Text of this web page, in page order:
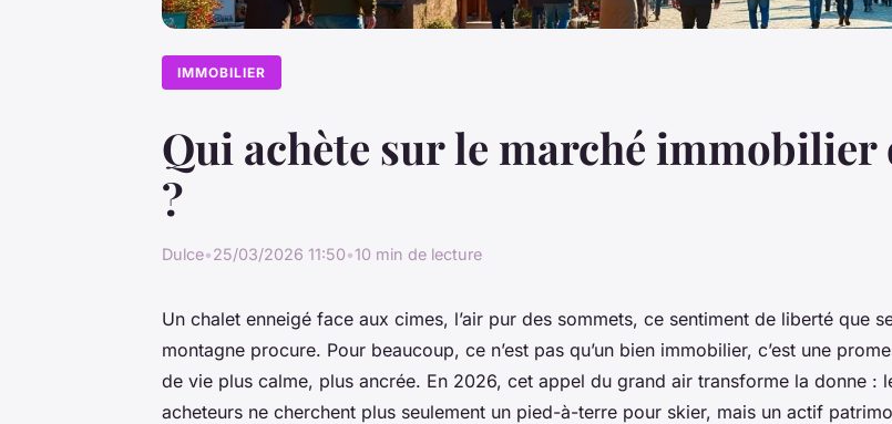
IMMOBILIER
Qui achète sur le marché immobilier
?
Dulce•25/03/2026 11:50•10 min de lecture
Un chalet enneigé face aux cimes, l’air pur des sommets, ce sentiment de liberté que
montagne procure. Pour beaucoup, ce n’est pas qu’un bien immobilier, c’est une
de vie plus calme, plus ancrée. En 2026, cet appel du grand air transforme la donne :
acheteurs ne cherchent plus seulement un pied-à-terre pour skier, mais un actif